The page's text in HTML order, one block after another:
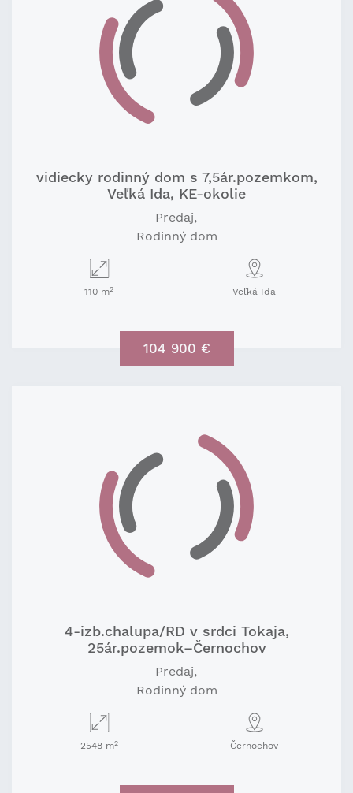
vidiecky rodinný dom s 7,5ár.pozemkom,
Veľká Ida, KE-okolie
Predaj
Rodinný dom
110 m2 Veľká Ida
104 900 €
4-izb.chalupa/RD v srdci Tokaja,
25ár.pozemok–Černochov
Predaj
Rodinný dom
2548 m2 Černochov